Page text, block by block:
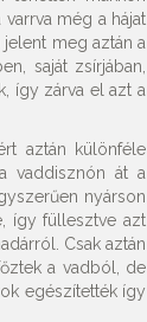
még a hájat
meg aztán a
saját zsírjában,
így zárva el azt a
aztán különféle
vaddisznón át a
nyárson
így füllesztve azt
Csak aztán
a vadból, de
egészítették így